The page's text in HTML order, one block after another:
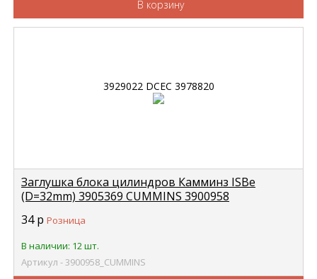
В корзину
Заглушка блока цилиндров Камминз ISBe
(D=32mm) 3905369 CUMMINS 3900958
34р Розница
В наличии: 12 шт.
Артикул - 3900958_CUMMINS